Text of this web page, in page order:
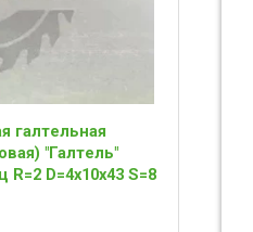
галтельная
"Галтель"
D=4x10x43 S=8